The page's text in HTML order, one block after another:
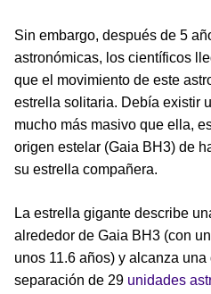
Sin embargo, después de 5
astronómicas, los científicos
que el movimiento de este
estrella solitaria. Debía existir
mucho más masivo que ella,
origen estelar (Gaia BH3) de
su estrella compañera.
La estrella gigante describe
alrededor de Gaia BH3 (con
unos 11.6 años) y alcanza
separación de 29 unidades